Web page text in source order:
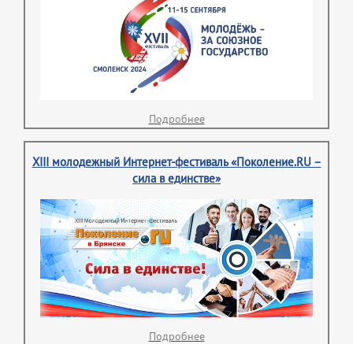
Подробнее
XIII молодежный Интернет-фестиваль «Поколение.RU –
сила в единстве»
Подробнее